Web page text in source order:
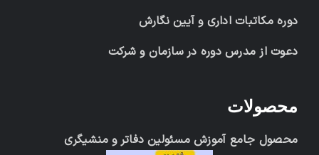
دوره مکاتبات اداری و آیین نگارش
دعوت از مدرس دوره در سازمان و شرکت
محصولات
محصول جامع آموزش مسئولین دفاتر و منشیگری